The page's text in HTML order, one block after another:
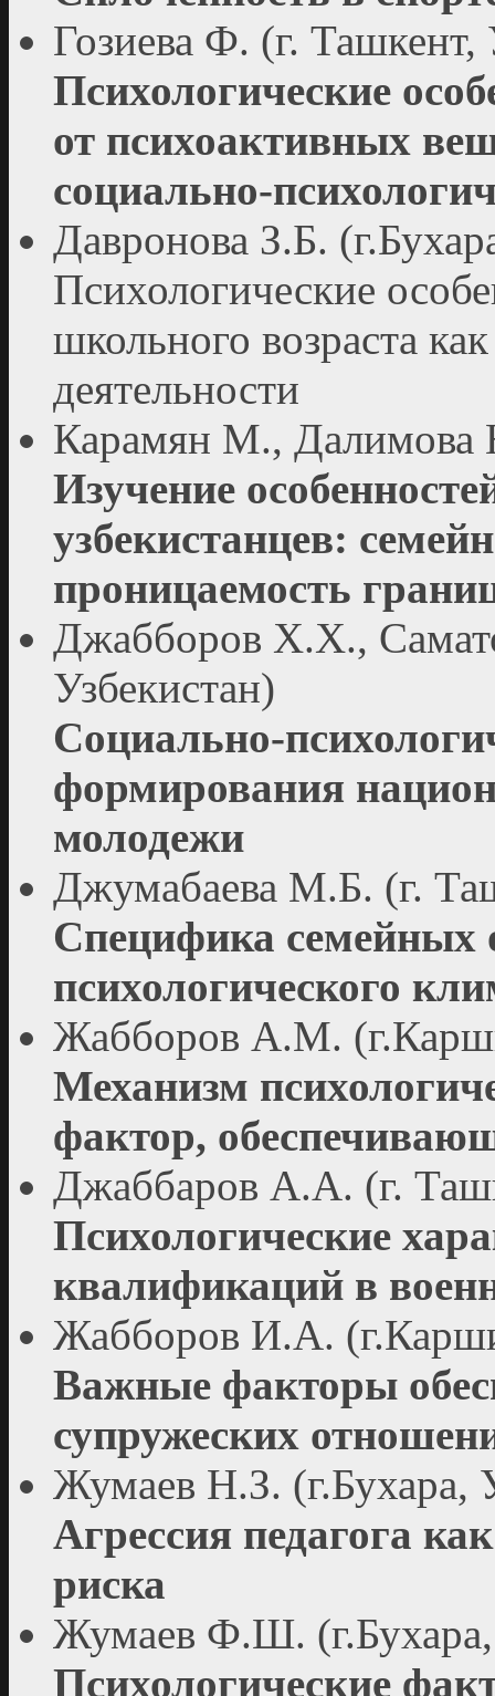
Гозиева Ф. (г. Ташкент,
Психологические
от психоактивных
социально-
Давронова З.Б.
Психологические
школьного возраста
деятельности
Карамян М., Далимова
Изучение
узбекистанцев:
проницаемость
Джабборов Х.Х.,
Узбекистан)
Социально-
формирования
молодежи
Джумабаева М.Б. (г.
Специфика семейных
психологического
Жабборов А.М.
Механизм
фактор,
Джаббаров А.А. (г.
Психологические
квалификаций в
Жабборов И.А.
Важные факторы
супружеских
Жумаев Н.З. (г.Бухара,
Агрессия педагога
риска
Жумаев Ф.Ш. (г.Бухара,
Психологические